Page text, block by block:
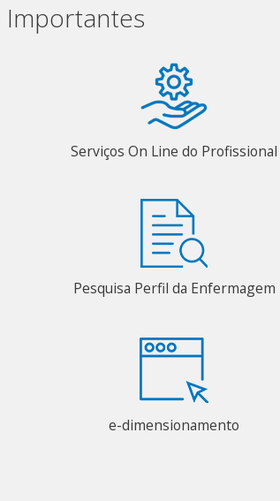
Importantes
Serviços On Line do Profissional
Pesquisa Perfil da Enfermagem
e-dimensionamento